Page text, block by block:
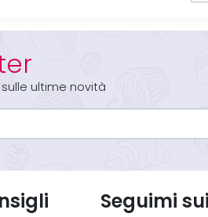
ultime novità
Seguimi